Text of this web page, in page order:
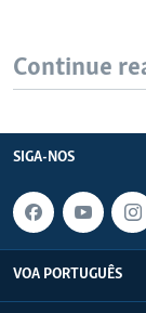
Continue
SIGA-NOS
VOA PORTUGUÊS